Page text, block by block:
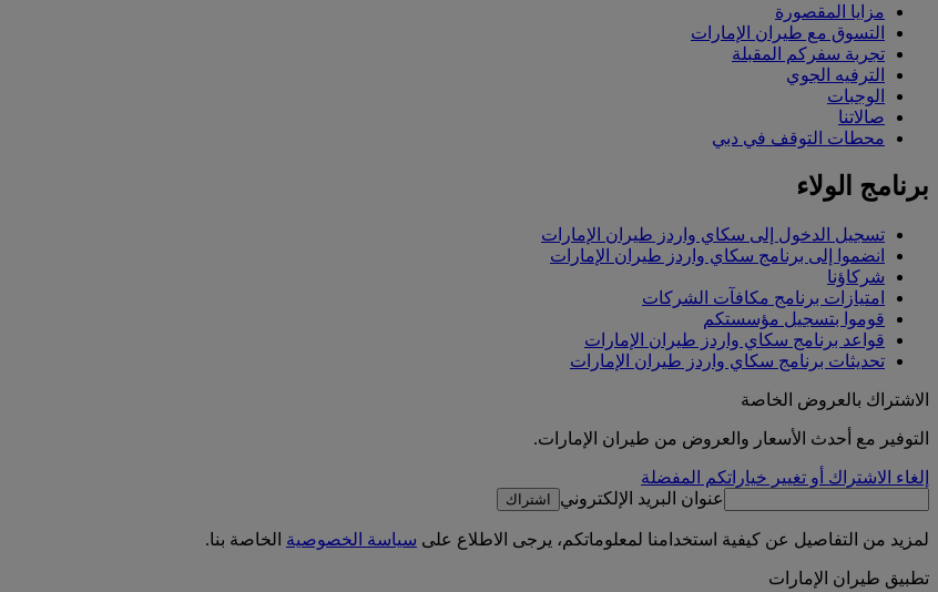
مزايا المقصورة
التسوق مع طيران الإمارات
تجربة سفركم المقبلة
الترفيه الجوي
الوجبات
صالاتنا
محطات التوقف في دبي
برنامج الولاء
تسجيل الدخول إلى سكاي واردز طيران الإمارات
انضموا إلى برنامج سكاي واردز طيران الإمارات
شركاؤنا
امتيازات برنامج مكافآت الشركات
قوموا بتسجيل مؤسستكم
قواعد برنامج سكاي واردز طيران الإمارات
تحديثات برنامج سكاي واردز طيران الإمارات
الاشتراك بالعروض الخاصة
التوفير مع أحدث الأسعار والعروض من طيران الإمارات.
إلغاء الاشتراك أو تغيير خياراتكم المفضلة
عنوان البريد الإلكتروني
اشتراك
لمزيد من التفاصيل عن كيفية استخدامنا لمعلوماتكم، يرجى الاطلاع على سياسة الخصوصية الخاصة بنا.
تطبيق طيران الإمارات